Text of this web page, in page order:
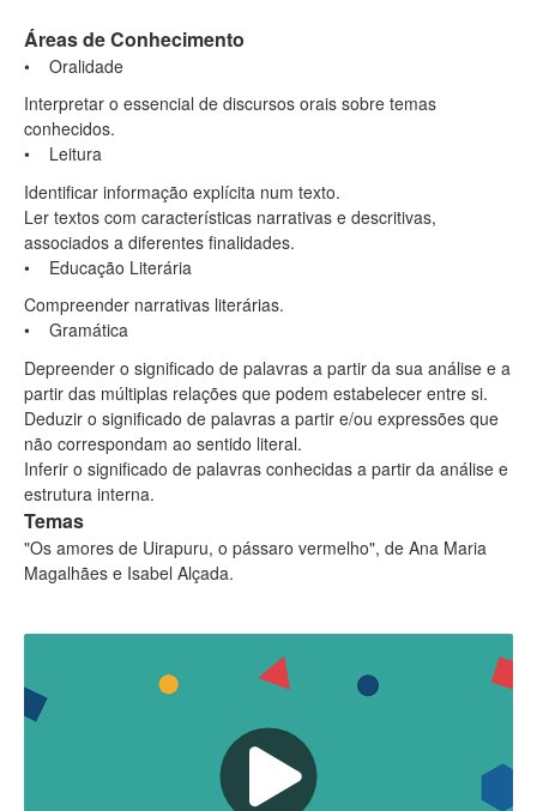
Áreas de Conhecimento
• Oralidade
Interpretar o essencial de discursos orais sobre temas
conhecidos.
• Leitura
Identificar informação explícita num texto.
Ler textos com características narrativas e descritivas,
associados a diferentes finalidades.
• Educação Literária
Compreender narrativas literárias.
• Gramática
Depreender o significado de palavras a partir da sua análise e a
partir das múltiplas relações que podem estabelecer entre si.
Deduzir o significado de palavras a partir e/ou expressões que
não correspondam ao sentido literal.
Inferir o significado de palavras conhecidas a partir da análise e
estrutura interna.
Temas
"Os amores de Uirapuru, o pássaro vermelho", de Ana Maria
Magalhães e Isabel Alçada.